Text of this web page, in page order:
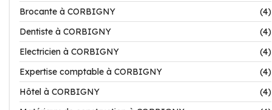
Brocante à CORBIGNY
(4)
Dentiste à CORBIGNY
(4)
Electricien à CORBIGNY
(4)
Expertise comptable à CORBIGNY
(4)
Hôtel à CORBIGNY
(4)